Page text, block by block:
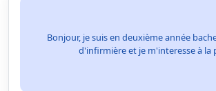
Bonjour, je suis en deuxième année
d'infirmière et je m'interesse à la